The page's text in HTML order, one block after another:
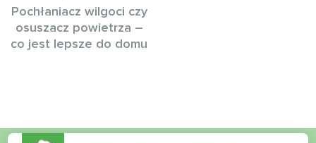
Pochłaniacz wilgoci czy
osuszacz powietrza –
co jest lepsze do domu